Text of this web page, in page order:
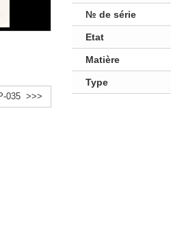
035 >>>
№ de série
Etat
Matière
Type